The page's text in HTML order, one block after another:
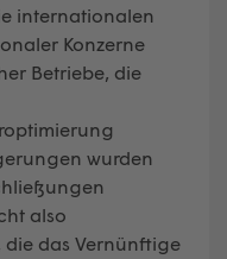
internationalen
Konzerne
Betriebe, die
wurden
also
das Vernünftige